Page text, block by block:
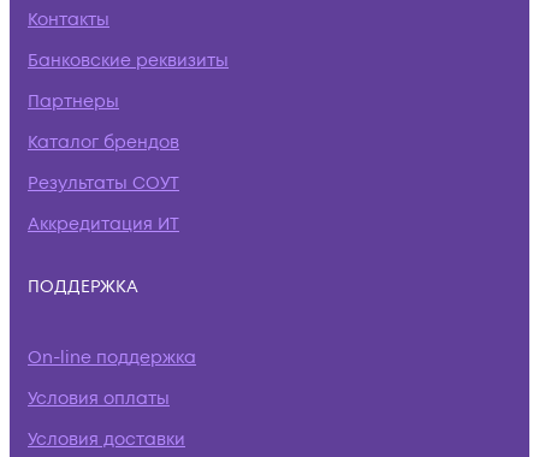
Контакты
Банковские реквизиты
Партнеры
Каталог брендов
Результаты СОУТ
Аккредитация ИТ
ПОДДЕРЖКА
On-line поддержка
Условия оплаты
Условия доставки